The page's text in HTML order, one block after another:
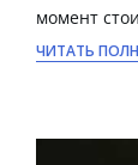
момент
ЧИТАТЬ